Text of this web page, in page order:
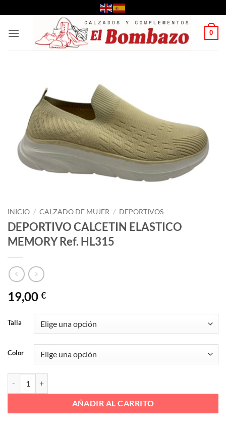
al
contenido
0
INICIO / CALZADO DE MUJER / DEPORTIVOS
DEPORTIVO CALCETIN ELASTICO
MEMORY Ref. HL315
19,00 €
Talla
Color
AÑADIR AL CARRITO